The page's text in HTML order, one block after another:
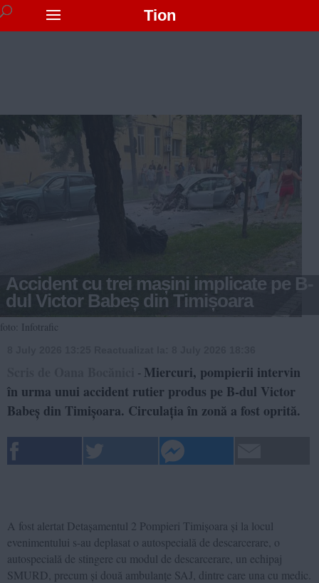
Tion
Accident cu trei mașini implicate pe B-
dul Victor Babeș din Timișoara
foto: Infotrafic
- Miercuri, pompierii intervin
în urma unui accident rutier produs pe B-dul Victor
Babeș din Timișoara. Circulația în zonă a fost oprită.
A fost alertat Detașamentul 2 Pompieri Timișoara și la locul
evenimentului s-au deplasat o autospecială de descarcerare, o
autospecială de stingere cu modul de descarcerare, un echipaj
SMURD, precum și două ambulanțe SAJ, dintre care una cu medic.